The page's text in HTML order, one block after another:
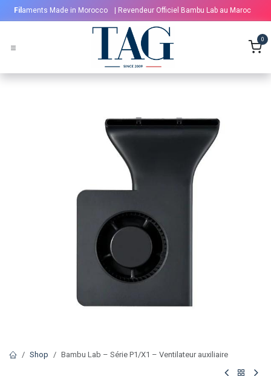
Se rendre au contenu
Fil aments Made in Morocco | Revendeur Officiel Bambu Lab au Maroc
0
Shop Bambu Lab – Série P1/X1 – Ventilateur auxiliaire